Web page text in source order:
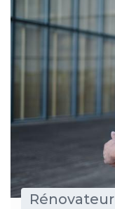
Rénovateur